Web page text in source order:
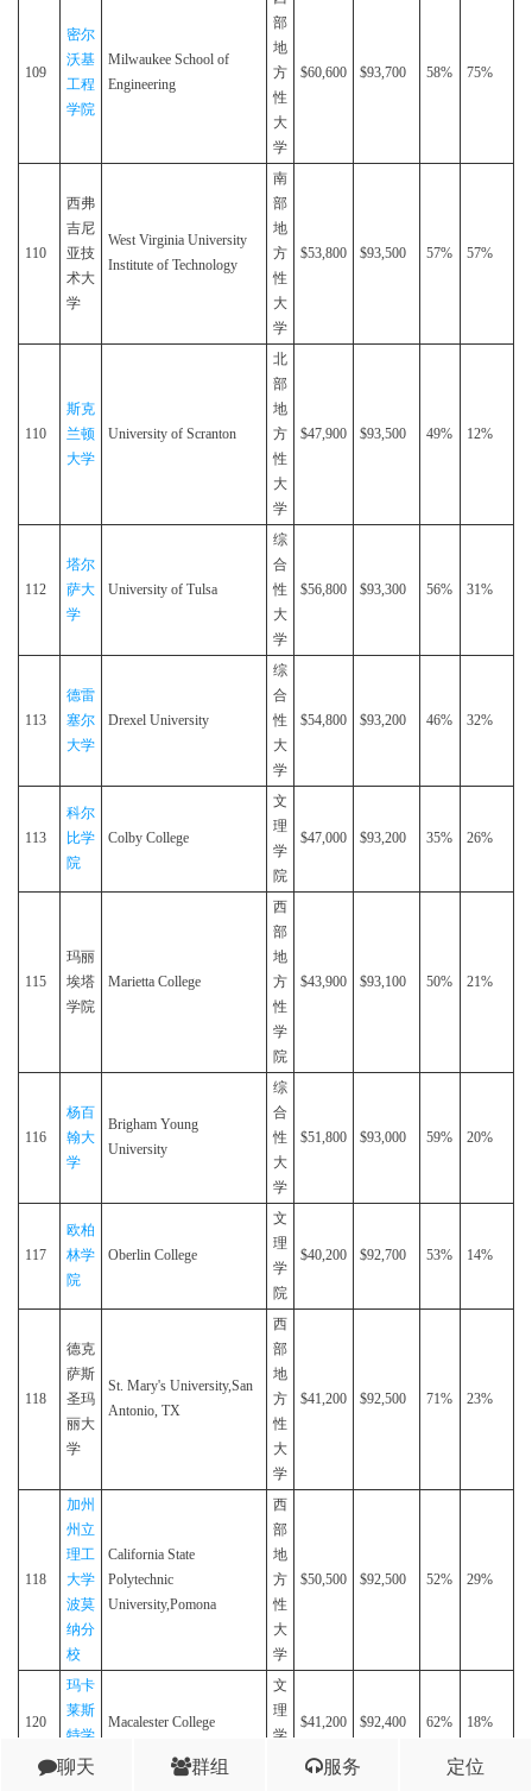
109
密尔
沃基
工程
学院
Milwaukee School of
Engineering
部
地
方
性
大
学
$60,600 $93,700 58% 75%
110
西弗
吉尼
亚技
术大
学
West Virginia University
Institute of Technology
南
部
地
方
性
大
学
$53,800 $93,500 57% 57%
110
斯克
兰顿
大学
University of Scranton
北
部
地
方
性
大
学
$47,900 $93,500 49% 12%
112
塔尔
萨大
学
University of Tulsa
综
合
性
大
学
$56,800 $93,300 56% 31%
113
德雷
塞尔
大学
Drexel University
综
合
性
大
学
$54,800 $93,200 46% 32%
113
科尔
比学
院
Colby College
文
理
学
院
$47,000 $93,200 35% 26%
115
玛丽
埃塔
学院
Marietta College
西
部
地
方
性
学
院
$43,900 $93,100 50% 21%
116
杨百
翰大
学
Brigham Young
University
综
合
性
大
学
$51,800 $93,000 59% 20%
117
欧柏
林学
院
Oberlin College
文
理
学
院
$40,200 $92,700 53% 14%
118
德克
萨斯
圣玛
丽大
学
St. Mary's University,San
Antonio, TX
西
部
地
方
性
大
学
$41,200 $92,500 71% 23%
118
加州
州立
理工
大学
波莫
纳分
校
California State
Polytechnic
University,Pomona
西
部
地
方
性
大
学
$50,500 $92,500 52% 29%
120
玛卡
莱斯
特学
院
Macalester College
文
理
学
$41,200 $92,400 62% 18%
聊天 群组 服务 定位